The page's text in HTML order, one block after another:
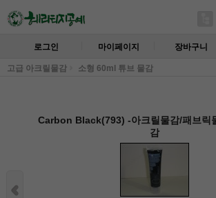
로그인 마이페이지 장바구니
고급 아크릴물감 소형 60ml 튜브 물감
Carbon Black(793) -아크릴물감/패브릭
감